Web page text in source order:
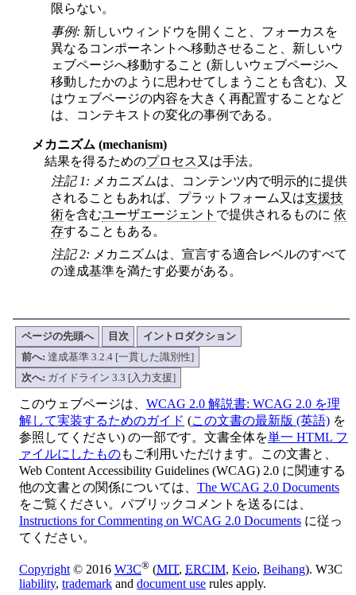
限らない。
事例: 新しいウィンドウを開くこと、フォーカスを
異なるコンポーネントへ移動させること、新しいウ
ェブページへ移動すること (新しいウェブページへ
移動したかのように思わせてしまうことも含む)、又
はウェブページの内容を大きく再配置することなど
は、コンテキストの変化の事例である。
メカニズム (mechanism)
結果を得るためのプロセス 又は手法。
注記 1: メカニズムは、コンテンツ内で明示的に提供
されることもあれば、プラットフォーム又は支援技
術を含むユーザエージェント で提供されるものに 依
存することもある。
注記 2: メカニズムは、宣言する適合レベルのすべて
の達成基準を満たす必要がある。
ページの先頭へ 目次
イントロダクション
前へ: 達成基準 3.2.4 [一貫した識別性]
次へ: ガイドライン 3.3 [入力支援]
このウェブページは、 WCAG 2.0 解説書: WCAG 2.0 を理
解して実装するためのガイド (この文書の最新版 (英語) を
参照してください) の一部です。文書全体を単一 HTML フ
ァイルにしたものもご利用いただけます。この文書と、
Web Content Accessibility Guidelines (WCAG) 2.0 に関連する
他の文書との関係については、 The WCAG 2.0 Documents
をご覧ください。パブリックコメントを送るには、
Instructions for Commenting on WCAG 2.0 Documents に従っ
てください。
Copyright © 2016 W3C® (MIT, ERCIM, Keio, Beihang). W3C
liability, trademark and document use rules apply.